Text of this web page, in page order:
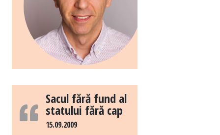
Sacul fără fund al
statului fără cap
15.09.2009